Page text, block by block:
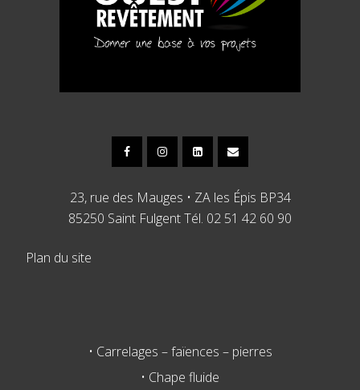
23, rue des Mauges • ZA les Épis BP34
85250 Saint Fulgent Tél. 02 51 42 60 90
Plan du site
• Carrelages – faïences – pierres
• Chape fluide